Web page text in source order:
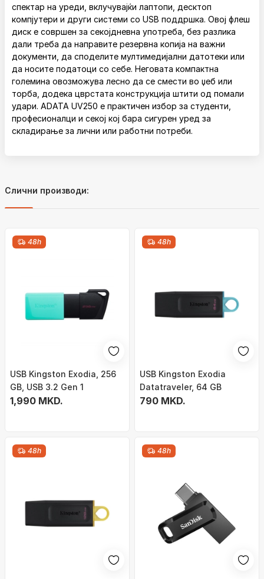
спектар на уреди, вклучувајќи лаптопи, десктоп
компјутери и други системи со USB поддршка. Овој флеш
диск е совршен за секојдневна употреба, без разлика
дали треба да направите резервна копија на важни
документи, да споделите мултимедијални датотеки или
да носите податоци со себе. Неговата компактна
големина овозможува лесно да се смести во џеб или
торба, додека цврстата конструкција штити од помали
удари. ADATA UV250 е практичен избор за студенти,
професионалци и секој кој бара сигурен уред за
складирање за лични или работни потреби.
Слични производи:
48h
USB Kingston Exodia, 256
GB, USB 3.2 Gen 1
1,990 MKD.
48h
USB Kingston Exodia
Datatraveler, 64 GB
790 MKD.
48h 48h